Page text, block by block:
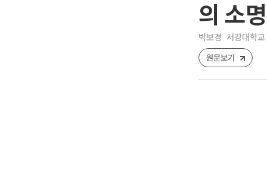
의 소
박보경 서강대학
원문보기